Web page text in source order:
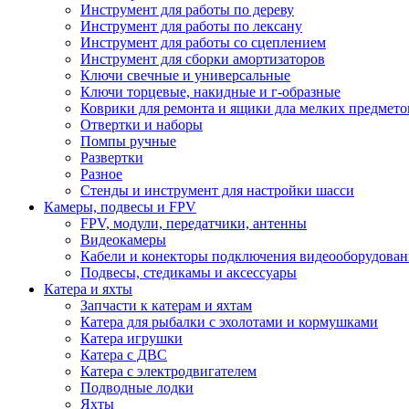
Инструмент для работы по дереву
Инструмент для работы по лексану
Инструмент для работы со сцеплением
Инструмент для сборки амортизаторов
Ключи свечные и универсальные
Ключи торцевые, накидные и г-образные
Коврики для ремонта и ящики дла мелких
Отвертки и наборы
Помпы ручные
Развертки
Разное
Стенды и инструмент для настройки шасси
Камеры, подвесы и FPV
FPV, модули, передатчики, антенны
Видеокамеры
Кабели и конекторы подключения
Подвесы, стедикамы и аксессуары
Катера и яхты
Запчасти к катерам и яхтам
Катера для рыбалки с эхолотами и кормушками
Катера игрушки
Катера с ДВС
Катера с электродвигателем
Подводные лодки
Яхты